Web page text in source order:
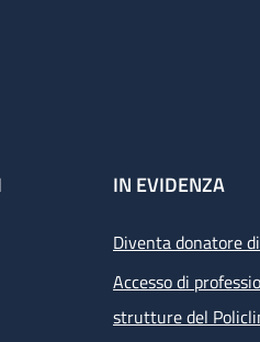
IN EVIDENZA
Diventa donatore
Accesso di
strutture del